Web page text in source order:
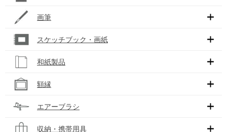
画筆
スケッチブック・画紙
和紙製品
額縁
エアーブラシ
収納・携帯用具